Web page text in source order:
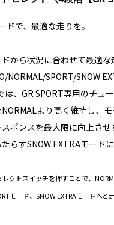
ドで、最適な走りを。
から状況に合わせて最適な
NORMAL/SPORT/SNOW
は、GR SPORT専用のチュ
より高く維持し、
ポンスを最大限に向上さ
らすSNOW EXTRAモードに
クトスイッチを押すことで、
モード、SNOW EXTRAモードへと